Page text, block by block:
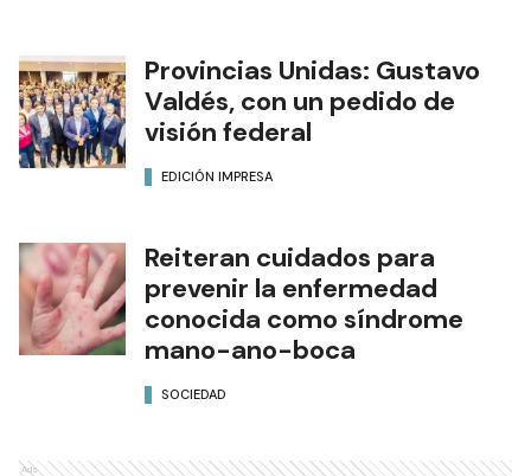
Provincias Unidas: Gustavo
Valdés, con un pedido de
visión federal
EDICIÓN IMPRESA
Reiteran cuidados para
prevenir la enfermedad
conocida como síndrome
mano-ano-boca
SOCIEDAD
Ads